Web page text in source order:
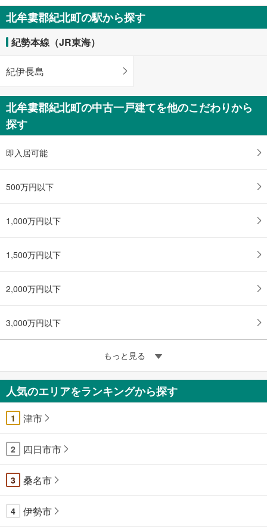
ー
ジ
に
存
す
る
北牟婁郡紀北町の駅から探す
紀勢本線（JR東海）
紀伊長島
北牟婁郡紀北町の中古一戸建てを他のこだわりから
探す
即入居可能
500万円以下
1,000万円以下
1,500万円以下
2,000万円以下
3,000万円以下
もっと見る
人気のエリアをランキングから探す
1 津市
2 四日市市
3 桑名市
4 伊勢市